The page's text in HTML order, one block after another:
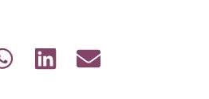
Share
Share
Share